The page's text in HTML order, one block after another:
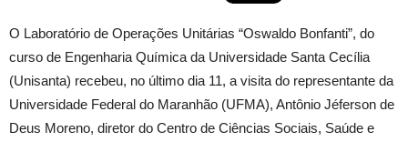
O Laboratório de Operações Unitárias “Oswaldo Bonfanti”, do
curso de Engenharia Química da Universidade Santa Cecília
(Unisanta) recebeu, no último dia 11, a visita do representante da
Universidade Federal do Maranhão (UFMA), Antônio Jéferson de
Deus Moreno, diretor do Centro de Ciências Sociais, Saúde e